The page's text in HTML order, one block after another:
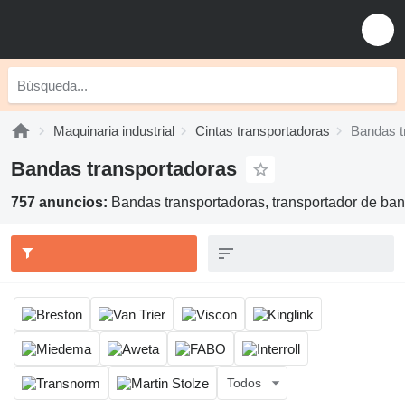
Maquinaria industrial Cintas transportadoras Bandas
Bandas transportadoras
757 anuncios: Bandas transportadoras, transportador de
Todos